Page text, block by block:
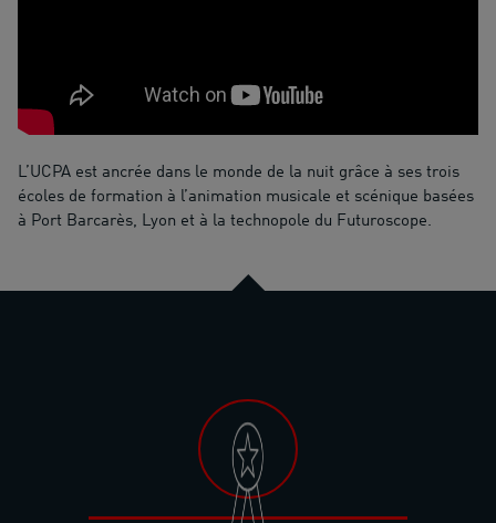
L’UCPA est ancrée dans le monde de la nuit grâce à ses trois
écoles de formation à l’animation musicale et scénique basées
à Port Barcarès, Lyon et à la technopole du Futuroscope.